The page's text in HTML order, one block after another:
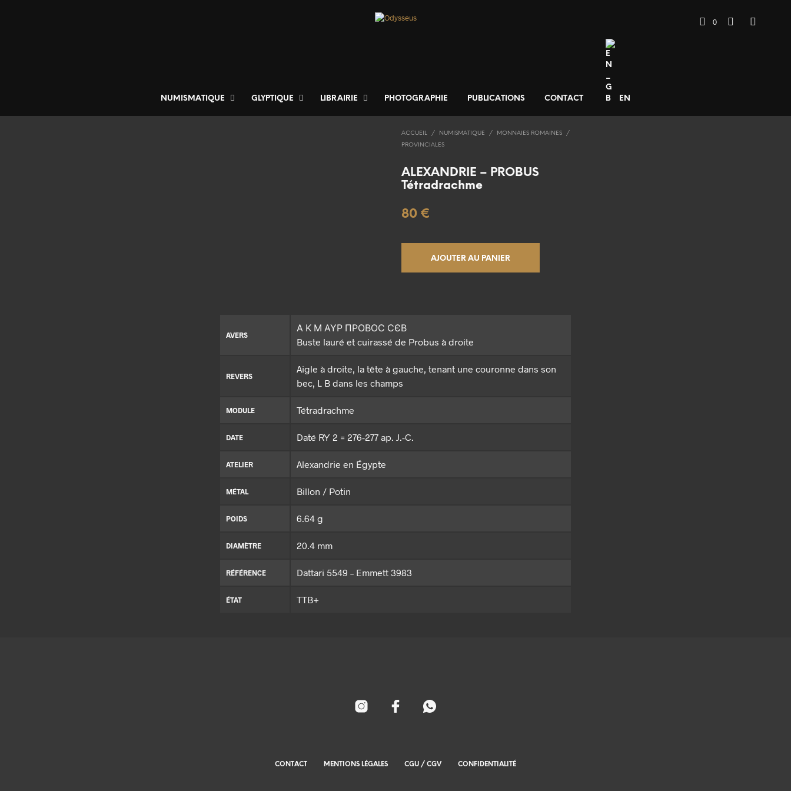
NUMISMATIQUE GLYPTIQUE LIBRAIRIE PHOTOGRAPHIE PUBLICATIONS CONTACT EN
0
ACCUEIL / NUMISMATIQUE / MONNAIES ROMAINES
/
PROVINCIALES
ALEXANDRIE – PROBUS
Tétradrachme
80 €
AJOUTER AU PANIER
AVERS
Α Κ Μ ΑΥΡ ΠΡΟΒΟϹ ϹЄΒ
Buste lauré et cuirassé de Probus à droite
REVERS
Aigle à droite, la tête à gauche, tenant une couronne dans son
bec, L B dans les champs
MODULE Tétradrachme
DATE Daté RY 2 = 276-277 ap. J.-C.
ATELIER Alexandrie en Égypte
MÉTAL Billon / Potin
POIDS 6.64 g
DIAMÈTRE 20.4 mm
RÉFÉRENCE Dattari 5549 – Emmett 3983
ÉTAT TTB+
CONTACT MENTIONS LÉGALES CGU / CGV CONFIDENTIALITÉ